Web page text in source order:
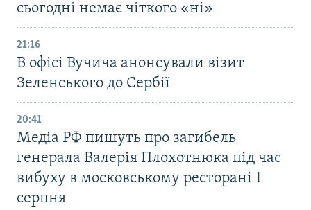
сьогодні немає чіткого «ні»
21:16
В офісі Вучича анонсували візит
Зеленського до Сербії
20:41
Медіа РФ пишуть про загибель
генерала Валерія Плохотнюка під час
вибуху в московському ресторані 1
серпня